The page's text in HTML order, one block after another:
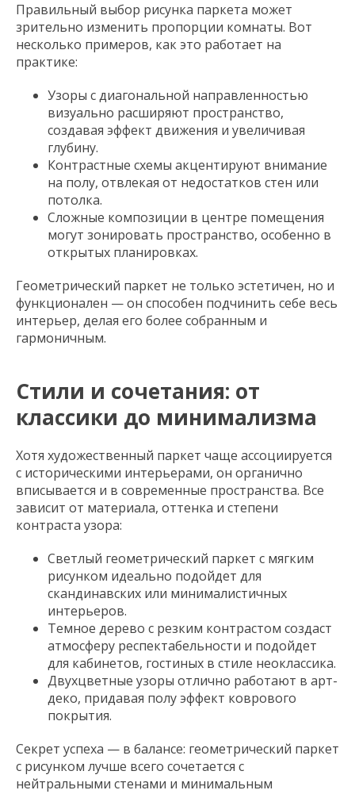
Правильный выбор рисунка паркета может
зрительно изменить пропорции комнаты. Вот
несколько примеров, как это работает на
практике:
Узоры с диагональной направленностью
визуально расширяют пространство,
создавая эффект движения и увеличивая
глубину.
Контрастные схемы акцентируют внимание
на полу, отвлекая от недостатков стен или
потолка.
Сложные композиции в центре помещения
могут зонировать пространство, особенно в
открытых планировках.
Геометрический паркет не только эстетичен, но и
функционален — он способен подчинить себе весь
интерьер, делая его более собранным и
гармоничным.
Стили и сочетания: от
классики до минимализма
Хотя художественный паркет чаще ассоциируется
с историческими интерьерами, он органично
вписывается и в современные пространства. Все
зависит от материала, оттенка и степени
контраста узора:
Светлый геометрический паркет с мягким
рисунком идеально подойдет для
скандинавских или минималистичных
интерьеров.
Темное дерево с резким контрастом создаст
атмосферу респектабельности и подойдет
для кабинетов, гостиных в стиле неоклассика.
Двухцветные узоры отлично работают в арт-
деко, придавая полу эффект коврового
покрытия.
Секрет успеха — в балансе: геометрический паркет
с рисунком лучше всего сочетается с
нейтральными стенами и минимальным